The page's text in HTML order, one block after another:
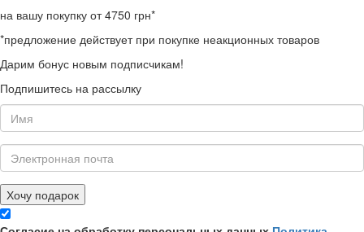
на вашу покупку от 4750 грн*
*предложение действует при покупке неакционных товаров
Дарим бонус новым подписчикам!
Подпишитесь на рассылку
Хочу подарок